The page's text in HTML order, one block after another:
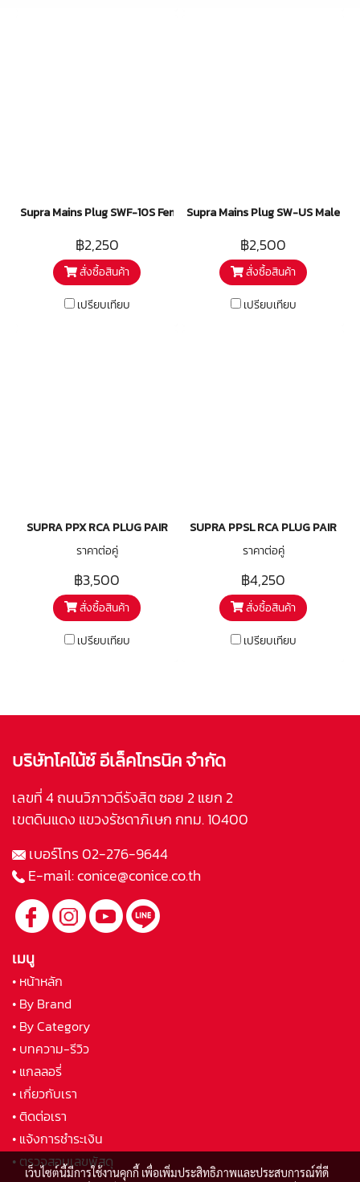
Supra Mains Plug SWF-10S Female
฿2,250
สั่งซื้อสินค้า
เปรียบเทียบ
Supra Mains Plug SW-US Male
฿2,500
สั่งซื้อสินค้า
เปรียบเทียบ
SUPRA PPX RCA PLUG PAIR
ราคาต่อคู่
฿3,500
สั่งซื้อสินค้า
เปรียบเทียบ
SUPRA PPSL RCA PLUG PAIR
ราคาต่อคู่
฿4,250
สั่งซื้อสินค้า
เปรียบเทียบ
บริษัทโคไน้ซ์ อีเล็คโทรนิค จำกัด
เลขที่ 4 ถนนวิภาวดีรังสิต ซอย 2 แยก 2
เขตดินแดง แขวงรัชดาภิเษก กทม. 10400
เบอร์โทร02-276-9644
E-mail:conice@conice.co.th
เมนู
• หน้าหลัก
• By Brand
• By Category
• บทความ-รีวิว
• แกลลอรี่
• เกี่ยวกับเรา
• ติดต่อเรา
• แจ้งการชำระเงิน
• ตรวจสอบเลขพัสดุ
เว็บไซต์นี้มีการใช้งานคุกกี้ เพื่อเพิ่มประสิทธิภาพและประสบการณ์ที่ดี